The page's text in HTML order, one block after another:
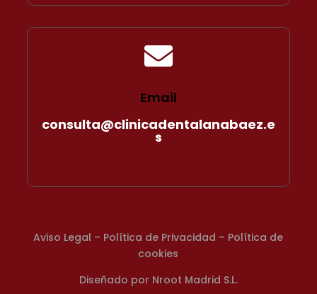

Email
consulta@clinicadentalanabaez.e
s
Aviso Legal – Política de Privacidad – Política de
cookies
Diseñado por Nroot Madrid S.L.